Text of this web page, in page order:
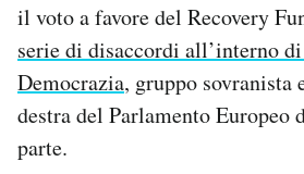
il voto a favore del Recovery
serie di disaccordi all’interno
Democrazia, gruppo sovranista
destra del Parlamento Europeo
parte.